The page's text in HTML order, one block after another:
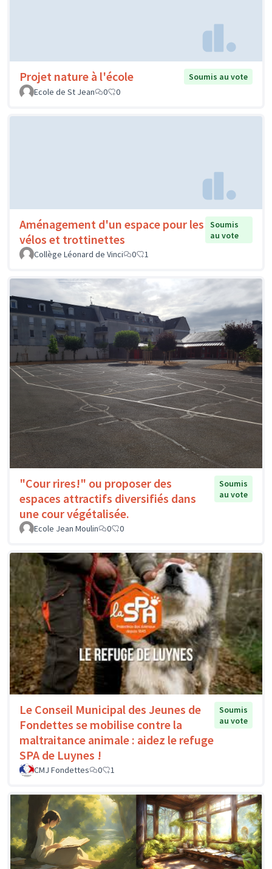
Projet nature à l'école
Soumis au vote
Ecole de St Jean
0 0
Aménagement d'un espace pour les
vélos et trottinettes
Soumis
au vote
Collège Léonard de Vinci
0 1
"Cour rires!" ou proposer des
espaces attractifs diversifiés dans
une cour végétalisée.
Soumis
au vote
Ecole Jean Moulin 0 0
Le Conseil Municipal des Jeunes de
Fondettes se mobilise contre la
maltraitance animale : aidez le refuge
SPA de Luynes !
Soumis
au vote
CMJ Fondettes 0 1